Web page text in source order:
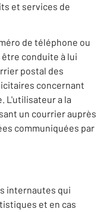
et services de
de téléphone ou
conduite à lui
postal des
concernant
L'utilisateur a la
un courrier auprès
communiquées par
internautes qui
et en cas